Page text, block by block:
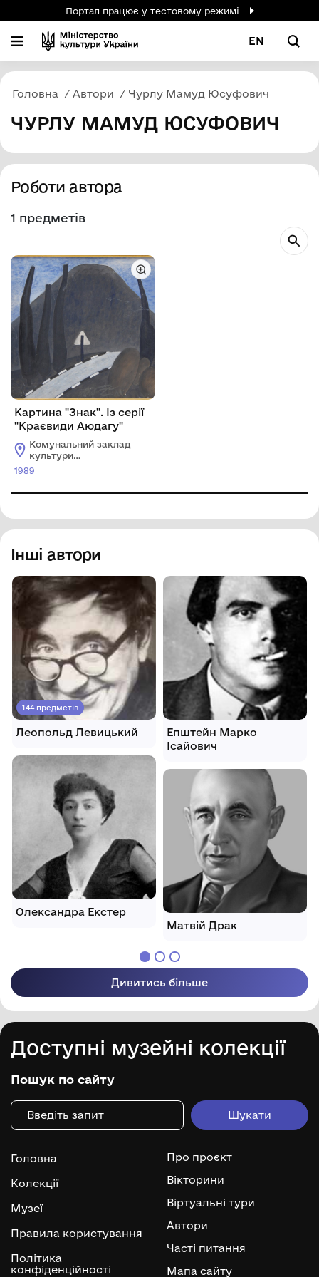
Портал працює у тестовому режимі
EN
Головна Автори Чурлу Мамуд Юсуфович
ЧУРЛУ МАМУД ЮСУФОВИЧ
Роботи автора
1 предметів
Картина "Знак". Із серії
"Краєвиди Аюдагу"
Комунальний заклад
культури
"Хмельницький
1989
Інші автори
144 предметів
Леопольд Левицький
Олександра Екстер
Епштейн Марко
Ісайович
Матвій Драк
Дивитись більше
Доступні музейні колекції
Пошук по сайту
Головна
Колекції
Музеї
Правила користування
Політика
конфіденційності
Про проєкт
Вікторини
Віртуальні тури
Автори
Часті питання
Мапа сайту